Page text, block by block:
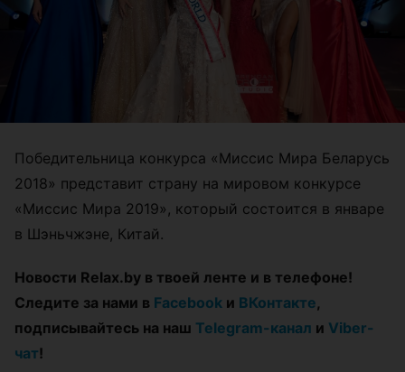
Победительница конкурса «Миссис Мира Беларусь
2018» представит страну на мировом конкурсе
«Миссис Мира 2019», который состоится в январе
в Шэньчжэне, Китай.
Новости Relax.by в твоей ленте и в телефоне!
Следите за нами в Facebook и ВКонтакте,
подписывайтесь на наш Telegram-канал и Viber-
чат!